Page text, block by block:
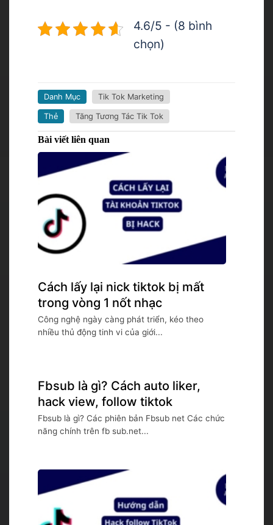
4.6/5 - (8 bình
chọn)
Danh Mục Tik Tok Marketing
Thẻ Tăng Tương Tác Tik Tok
Bài viết liên quan
Cách lấy lại nick tiktok bị mất
trong vòng 1 nốt nhạc
Công nghệ ngày càng phát triển, kéo theo
nhiều thủ động tinh vi của giới...
Fbsub là gì? Cách auto liker,
hack view, follow tiktok
Fbsub là gì? Các phiên bản Fbsub net Các chức
năng chính trên fb sub.net...